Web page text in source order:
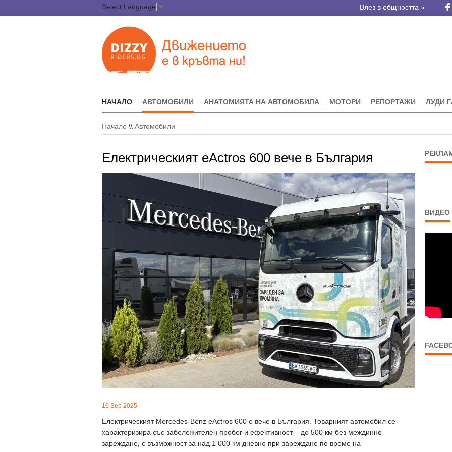
Select Language ▼ Влез в общността »
НАЧАЛО АВТОМОБИЛИ АНАТОМИЯТА НА АВТОМОБИЛА МОТОРИ РЕПОРТАЖИ ЛУДИ
Начало \\ Автомобили
Електрическият eActros 600 вече в България
16 Sep 2025
Електрическият Mercedes-Benz eActros 600 е вече в България. Товарният автомобил се
характеризира със забележителен пробег и ефективност – до 500 км без междинно
зареждане, с възможност за над 1 000 км дневно при зареждане по време на
ВИДЕО